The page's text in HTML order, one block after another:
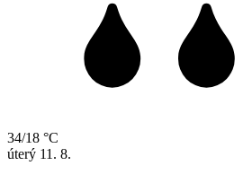
34/18 °C
úterý 11. 8.